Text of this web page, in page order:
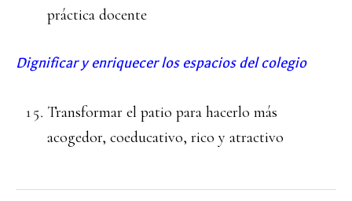
práctica docente
Dignificar y enriquecer los espacios del colegio
Transformar el patio para hacerlo más
acogedor, coeducativo, rico y atractivo